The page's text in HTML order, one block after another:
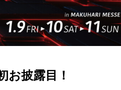
披露目！